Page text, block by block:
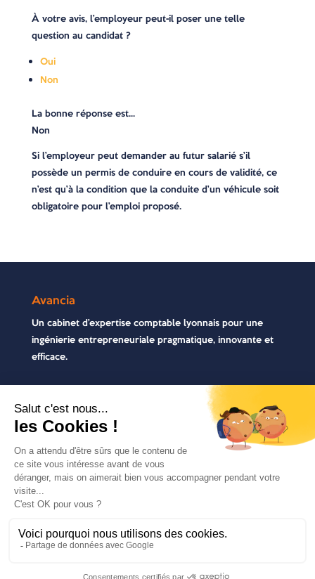
À votre avis, l’employeur peut-il poser une telle
question au candidat ?
Oui
Non
La bonne réponse est…
Non
Si l’employeur peut demander au futur salarié s’il
possède un permis de conduire en cours de validité, ce
n’est qu’à la condition que la conduite d’un véhicule soit
obligatoire pour l’emploi proposé.
Avancia
Un cabinet d’expertise comptable lyonnais pour une
ingénierie entrepreneuriale pragmatique, innovante et
efficace.
Contactez-nous
04 72 71 54 72
30, rue Pré Gaudry, 69007 Lyon
contact@avancia.fr